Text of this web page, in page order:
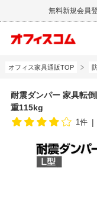
無料新規会員
オフィス家具通販TOP
耐震ダンパー 家具転
重115kg
1件